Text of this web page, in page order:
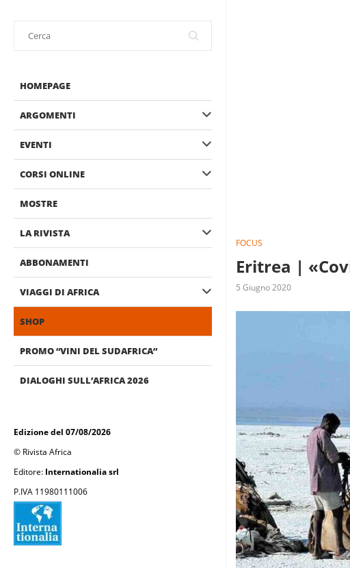
HOMEPAGE
ARGOMENTI
EVENTI
CORSI ONLINE
MOSTRE
LA RIVISTA
ABBONAMENTI
VIAGGI DI AFRICA
SHOP
PROMO “VINI DEL SUDAFRICA”
DIALOGHI SULL’AFRICA 2026
Edizione del 07/08/2026
© Rivista Africa
Editore: Internationalia srl
P.IVA 11980111006
FOCUS
Eritrea |
5 Giugno 2020